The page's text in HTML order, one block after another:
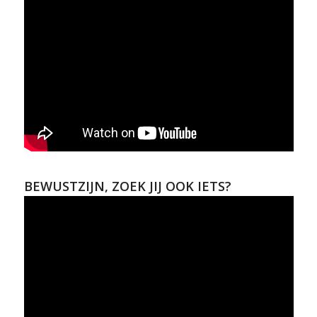
BEWUSTZIJN, ZOEK JIJ OOK IETS?